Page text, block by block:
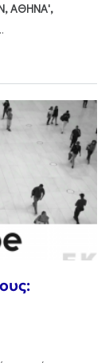
ΑΘΗΝΑ',